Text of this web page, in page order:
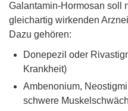
Galantamin-Hormosan soll
gleichartig wirkenden
Dazu gehören:
Donepezil oder
Krankheit)
Ambenonium,
schwere